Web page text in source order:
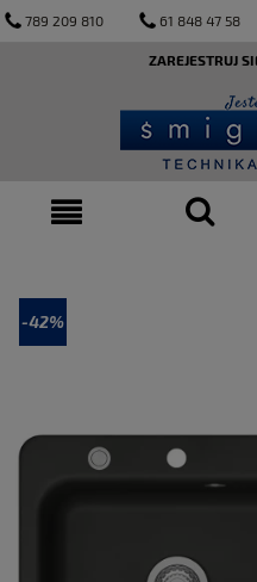
789 209 810 61 848 47 58
ZAREJESTRUJ
-42%